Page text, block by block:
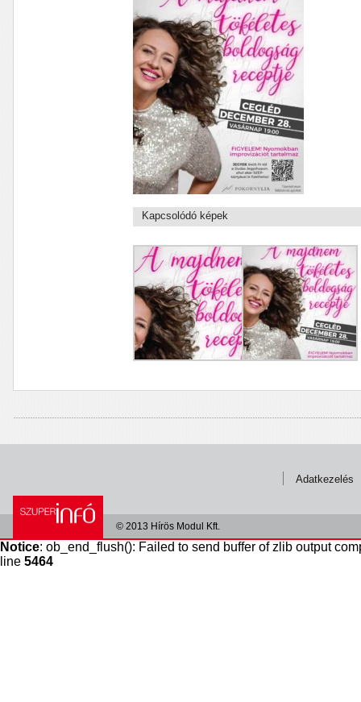
Kapcsolódó képek
Adatkezelés
© 2013 Hírös Modul Kft.
Notice: ob_end_flush(): Failed to send buffer of zlib output
line 5464